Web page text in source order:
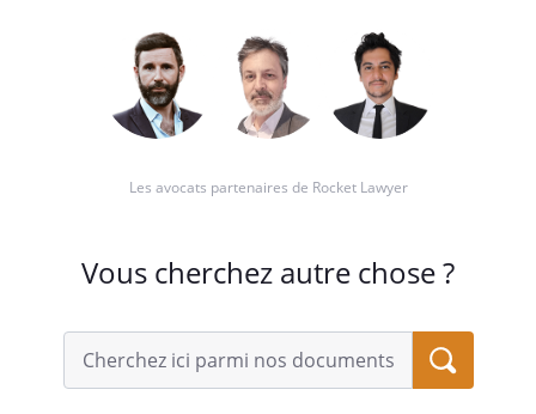
Les avocats partenaires de Rocket Lawyer
Vous cherchez autre chose ?